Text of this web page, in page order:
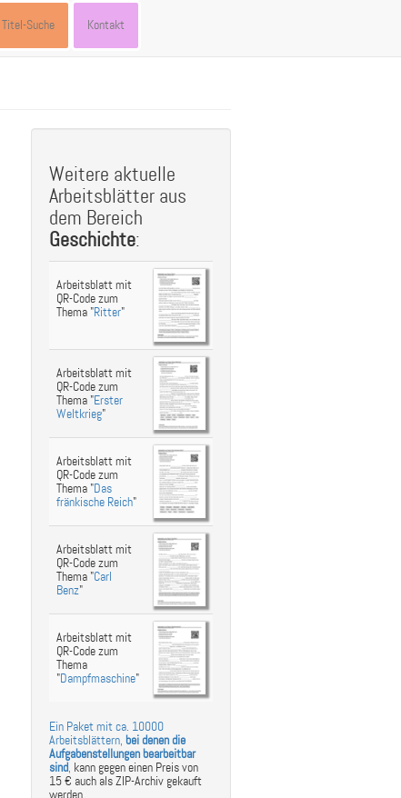
Titel-Suche Kontakt
Weitere aktuelle
Arbeitsblätter aus
dem Bereich
Geschichte:
Arbeitsblatt mit
QR-Code zum
Thema "Ritter"
Arbeitsblatt mit
QR-Code zum
Thema "Erster
Weltkrieg"
Arbeitsblatt mit
QR-Code zum
Thema "Das
fränkische Reich"
Arbeitsblatt mit
QR-Code zum
Thema "Carl
Benz"
Arbeitsblatt mit
QR-Code zum
Thema
"Dampfmaschine"
Ein Paket mit ca. 10000
Arbeitsblättern, bei denen die
Aufgabenstellungen bearbeitbar
sind, kann gegen einen Preis von
15 € auch als ZIP-Archiv gekauft
werden.